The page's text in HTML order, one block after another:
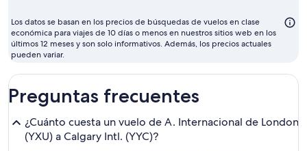
suele
ser
agosto
Los datos se basan en los precios de búsquedas de vuelos en clase
económica para viajes de 10 días o menos en nuestros sitios web en los
últimos 12 meses y son solo informativos. Además, los precios actuales
pueden variar.
Preguntas frecuentes
¿Cuánto cuesta un vuelo de A. Internacional de London
(YXU) a Calgary Intl. (YYC)?